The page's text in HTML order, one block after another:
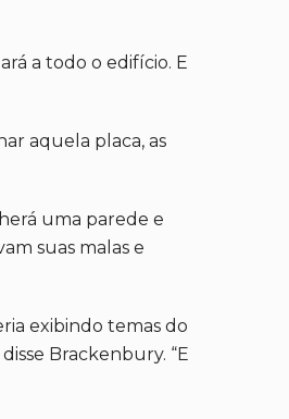
a todo o edifício. E
aquela placa, as
uma parede e
suas malas e
exibindo temas do
Brackenbury. “E